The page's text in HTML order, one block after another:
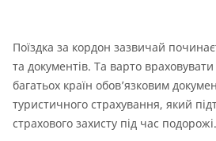
Поїздка за кордон зазвичай
та документів. Та варто
багатьох країн обов’язковим
туристичного страхування, який
страхового захисту під час подорожі.